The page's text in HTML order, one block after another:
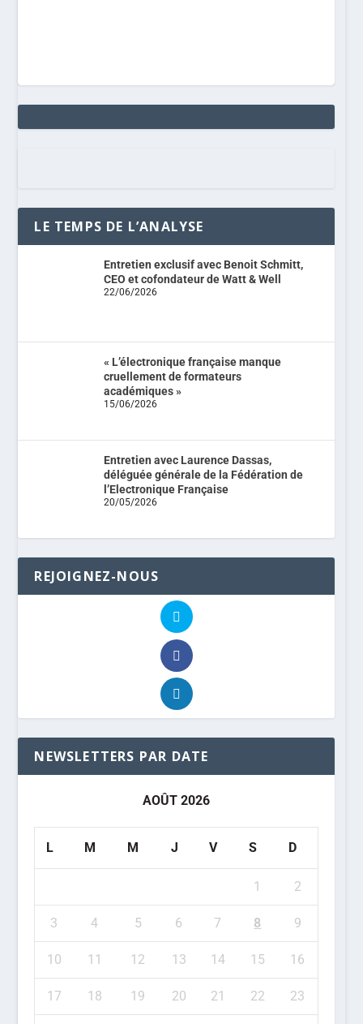
LE TEMPS DE L’ANALYSE
Entretien exclusif avec Benoit Schmitt,
CEO et cofondateur de Watt & Well
22/06/2026
« L’électronique française manque
cruellement de formateurs
académiques »
15/06/2026
Entretien avec Laurence Dassas,
déléguée générale de la Fédération de
l’Electronique Française
20/05/2026
REJOIGNEZ-NOUS
NEWSLETTERS PAR DATE
AOÛT 2026
L M M J V S D
1 2
3 4 5 6 7 8 9
10 11 12 13 14 15 16
17 18 19 20 21 22 23